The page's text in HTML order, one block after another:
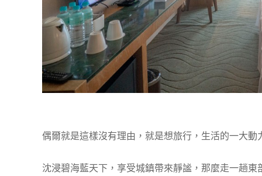
偶爾就是這樣沒有理由，就是想旅行，生活的一大動
沈浸碧海藍天下，享受城鎮帶來靜謐，那麼走一趟